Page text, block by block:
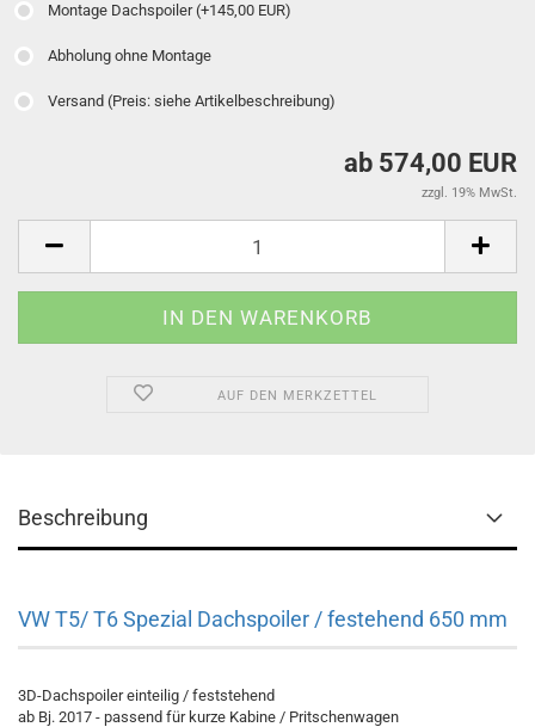
Montage Dachspoiler (+145,00 EUR)
Abholung ohne Montage
Versand (Preis: siehe Artikelbeschreibung)
ab 574,00 EUR
zzgl. 19% MwSt.
AUF DEN MERKZETTEL
Beschreibung
VW T5/ T6 Spezial Dachspoiler / festehend 650 mm
3D-Dachspoiler einteilig / feststehend
ab Bj. 2017 - passend für kurze Kabine / Pritschenwagen